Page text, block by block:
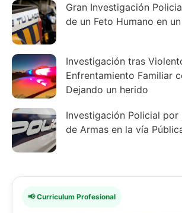
Gran Investigación
de un Feto Humano en
Investigación tras
Enfrentamiento Familiar
Dejando un herido
Investigación Policial por
de Armas en la vía
📢 Curriculum Profesional